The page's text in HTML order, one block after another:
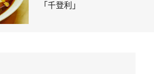
「千登利」